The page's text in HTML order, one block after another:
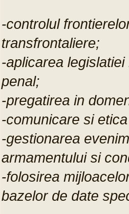
-controlul
transfrontaliere;
-aplicarea
penal;
-pregatirea in
-comunicare si
-gestionarea
armamentului si
-folosirea
bazelor de date